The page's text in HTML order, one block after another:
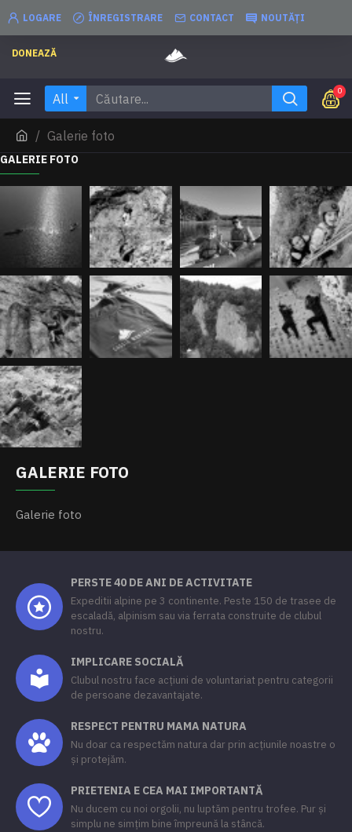
LOGARE ÎNREGISTRARE CONTACT NOUTĂȚI
DONEAZĂ
All 0
Galerie foto
GALERIE FOTO
GALERIE FOTO
Galerie foto
PERSTE 40 DE ANI DE ACTIVITATE
Expeditii alpine pe 3 continente. Peste 150 de trasee de
escaladă, alpinism sau via ferrata construite de clubul
nostru.
IMPLICARE SOCIALĂ
Clubul nostru face acțiuni de voluntariat pentru categorii
de persoane dezavantajate.
RESPECT PENTRU MAMA NATURA
Nu doar ca respectăm natura dar prin acțiunile noastre o
și protejăm.
PRIETENIA E CEA MAI IMPORTANTĂ
Nu ducem cu noi orgolii, nu luptăm pentru trofee. Pur și
simplu ne simțim bine împreună la stâncă.